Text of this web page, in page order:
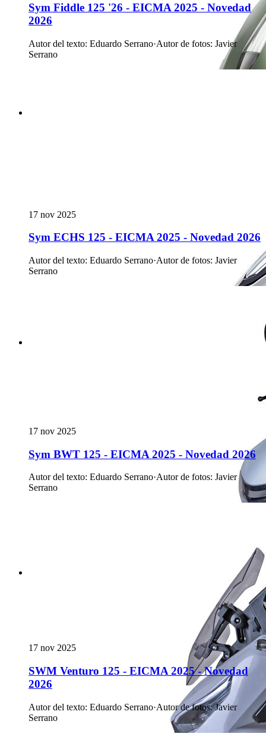
Sym Fiddle 125 '26 - EICMA 2025 - Novedad
2026
Autor del texto: Eduardo Serrano·Autor de fotos: Javier
Serrano
17 nov 2025
Sym ECHS 125 - EICMA 2025 - Novedad 2026
Autor del texto: Eduardo Serrano·Autor de fotos: Javier
Serrano
17 nov 2025
Sym BWT 125 - EICMA 2025 - Novedad 2026
Autor del texto: Eduardo Serrano·Autor de fotos: Javier
Serrano
17 nov 2025
SWM Venturo 125 - EICMA 2025 - Novedad
2026
Autor del texto: Eduardo Serrano·Autor de fotos: Javier
Serrano